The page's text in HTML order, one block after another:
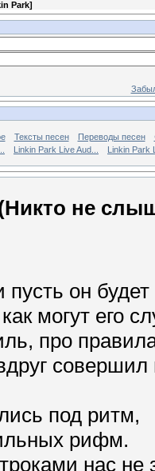
Park]
Тексты песен Переводы песен
Linkin Park Live Aud... Linkin Park
не
пусть он
могут его
про
совершил
под ритм,
рифм.
нас не